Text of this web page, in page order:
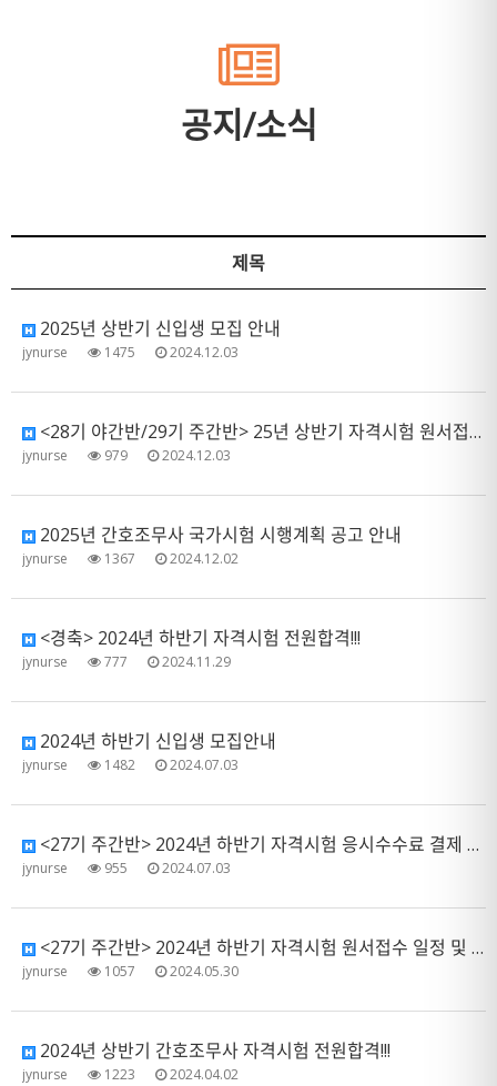
공지/소식
제목
2025년 상반기 신입생 모집 안내
jynurse 1475 2024.12.03
<28기 야간반/29기 주간반> 25년 상반기 자격시험 원서접수 관련 제출 서류 안내
jynurse 979 2024.12.03
2025년 간호조무사 국가시험 시행계획 공고 안내
jynurse 1367 2024.12.02
<경축> 2024년 하반기 자격시험 전원합격!!!
jynurse 777 2024.11.29
2024년 하반기 신입생 모집안내
jynurse 1482 2024.07.03
<27기 주간반> 2024년 하반기 자격시험 응시수수료 결제 안내
jynurse 955 2024.07.03
<27기 주간반> 2024년 하반기 자격시험 원서접수 일정 및 제출 서류 안내
jynurse 1057 2024.05.30
2024년 상반기 간호조무사 자격시험 전원합격!!!
jynurse 1223 2024.04.02